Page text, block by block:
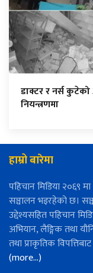
डाक्टर र नर्स
नियन्त्रणमा
हाम्रो बारेमा
पहिचान मिडिया २०६९
सञ्चालन भइरहेको छ।
उद्देश्यसहित पहिचान
अभियान, लैङ्गिक तथा
तथा प्राकृतिक
(more…)